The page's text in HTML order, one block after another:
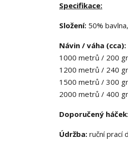
Specifikace:
Složení: 50%
Návin / váha (cca):
1000 metrů / 200
1200 metrů / 240
1500 metrů / 300
2000 metrů / 400
Doporučený
Údržba: ruční prací